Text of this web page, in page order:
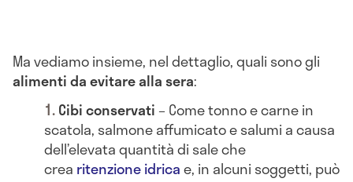
Ma vediamo insieme, nel dettaglio, quali sono gli
alimenti da evitare alla sera:
Cibi conservati – Come tonno e carne in
scatola, salmone affumicato e salumi a causa
dell’elevata quantità di sale che
crea ritenzione idricae, in alcuni soggetti, può